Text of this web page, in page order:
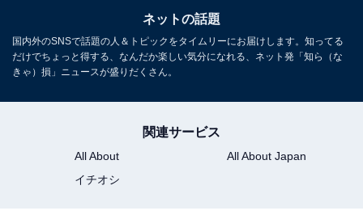
ネットの話題
国内外のSNSで話題の人＆トピックをタイムリーにお届けします。知ってる
だけでちょっと得する、なんだか楽しい気分になれる、ネット発「知ら（な
きゃ）損」ニュースが盛りだくさん。
関連サービス
All About
All About Japan
イチオシ